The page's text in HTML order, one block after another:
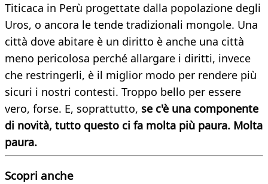
Titicaca in Perù progettate dalla popolazione degli
Uros, o ancora le tende tradizionali mongole. Una
città dove abitare è un diritto è anche una città
meno pericolosa perché allargare i diritti, invece
che restringerli, è il miglior modo per rendere più
sicuri i nostri contesti. Troppo bello per essere
vero, forse. E, soprattutto, se c'è una componente
di novità, tutto questo ci fa molta più paura. Molta
paura.
Scopri anche